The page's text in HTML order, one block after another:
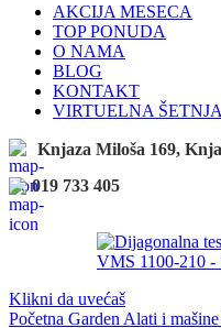
AKCIJA MESECA
TOP PONUDA
O NAMA
BLOG
KONTAKT
VIRTUELNA ŠETNJA
Knjaza Miloša 169,
019 733 405
Klikni da uvećaš
Početna Garden Alati i mašine